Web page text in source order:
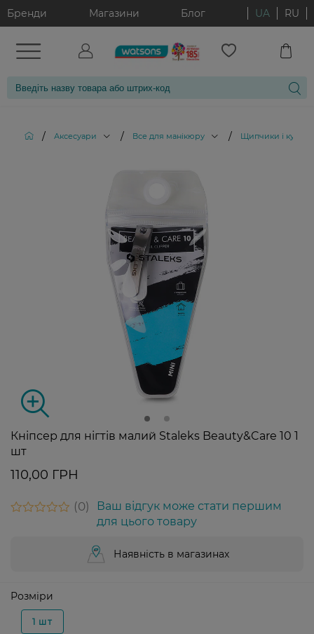
Бренди Магазини Блог UA RU
/ Аксесуари / Все для манікюру / Щипчики і
Кніпсер для нігтів малий Staleks Beauty&Care 10 1
шт
110,00 ГРН
0
Ваш відгук може стати першим
для цього товару
Наявність в магазинах
Розміри
1 шт